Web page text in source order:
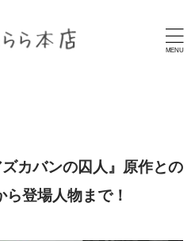
ズカバンの囚人』原作との
登場人物まで！